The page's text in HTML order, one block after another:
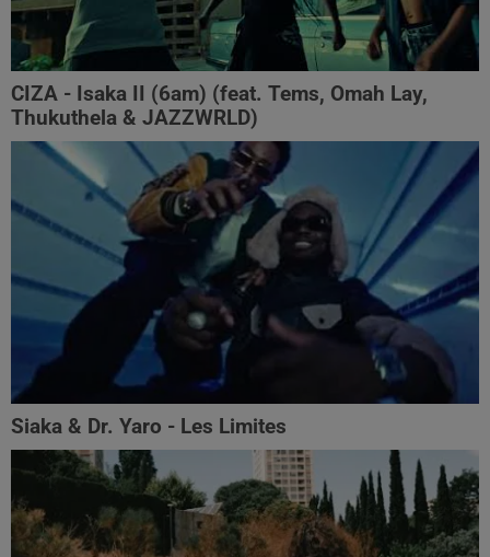
CIZA - Isaka II (6am) (feat. Tems, Omah Lay,
Thukuthela & JAZZWRLD)
Siaka & Dr. Yaro - Les Limites